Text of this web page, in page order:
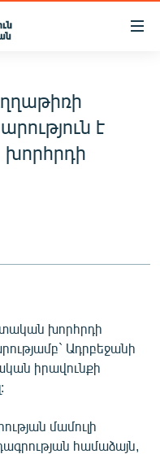
է
խորհրդի
Ադրբեջանի
իրավունքի
մամուլի
համաձայն,